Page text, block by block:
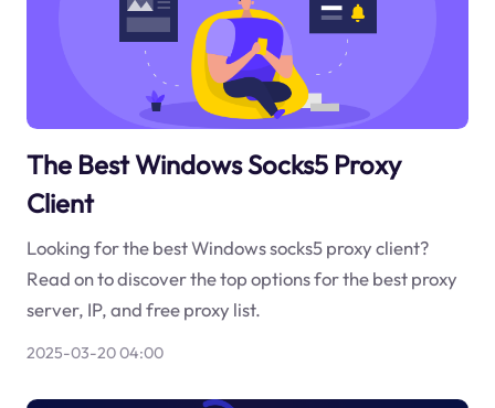
The Best Windows Socks5 Proxy
Client
Looking for the best Windows socks5 proxy client?
Read on to discover the top options for the best proxy
server, IP, and free proxy list.
2025-03-20 04:00